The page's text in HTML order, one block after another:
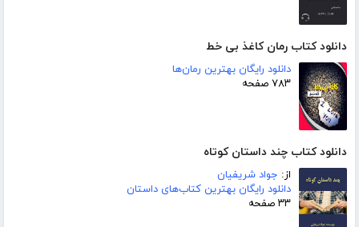
دانلود کتاب رمان کاغذ بی خط
دانلود رایگان بهترین رمان‌ها
۷۸۳ صفحه
دانلود کتاب چند داستان کوتاه
از: جواد شریفیان
دانلود رایگان بهترین کتاب‌های داستان
۳۳ صفحه